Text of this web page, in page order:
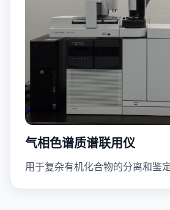
气相色谱质谱联用仪
用于复杂有机化合物的分离和鉴